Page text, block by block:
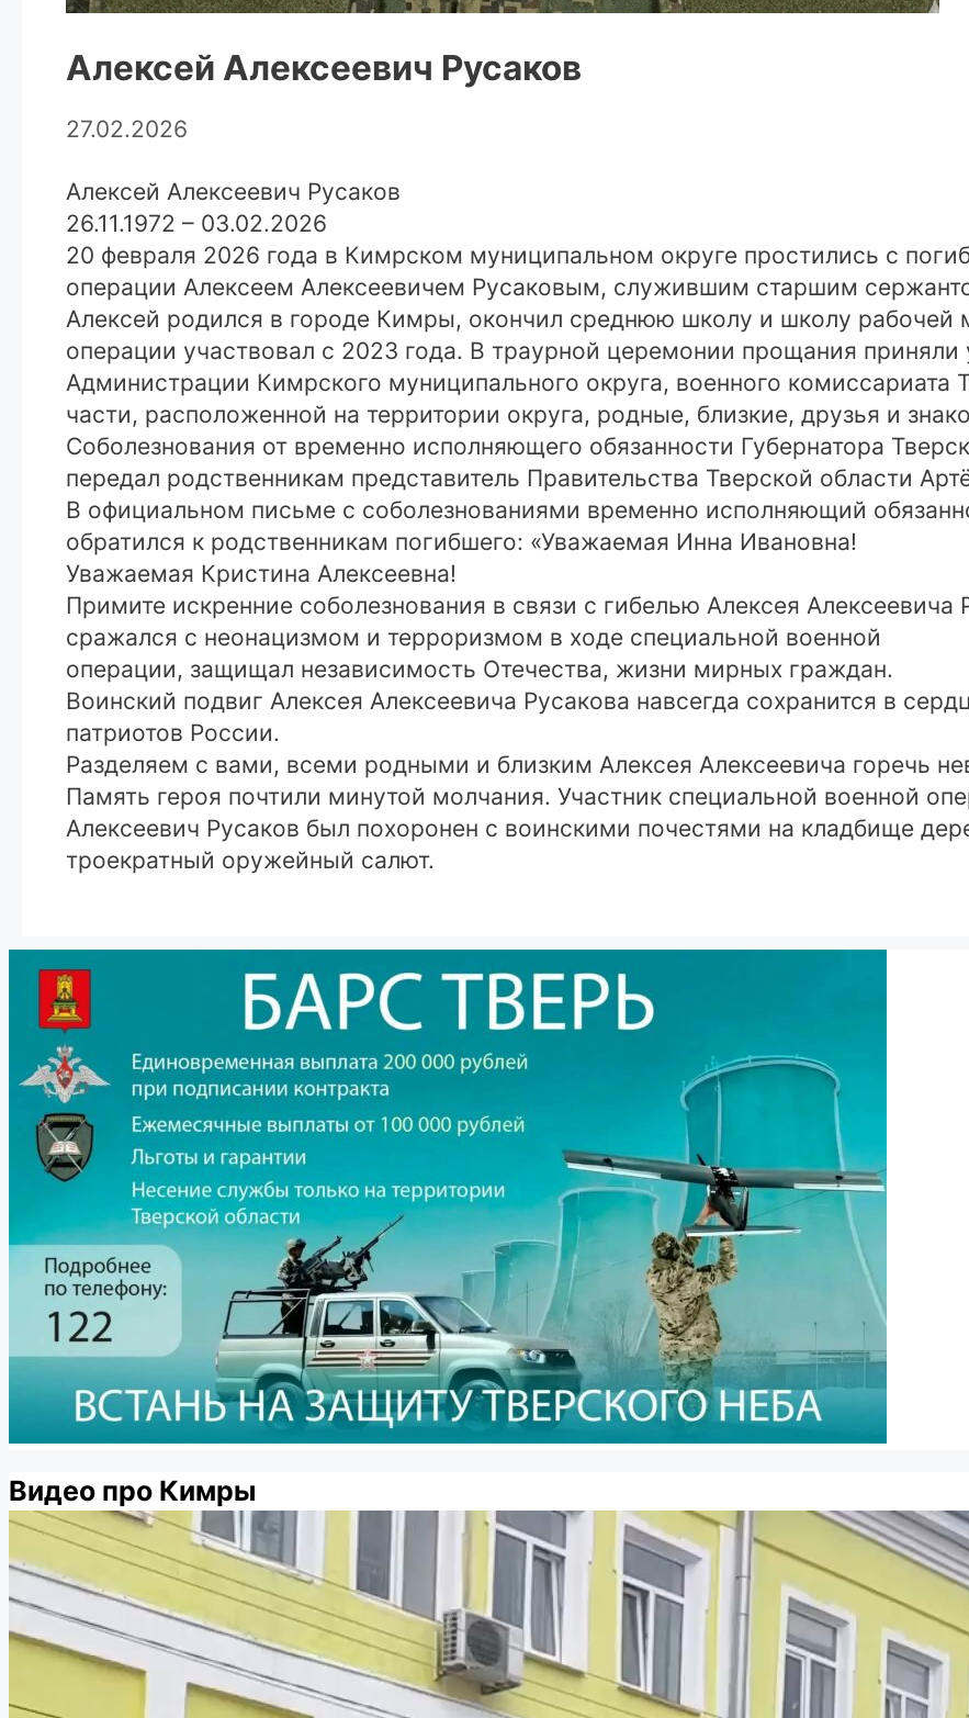
Алексей Алексеевич Русаков
27.02.2026
Алексей Алексеевич Русаков
26.11.1972 – 03.02.2026
20 февраля 2026 года в Кимрском муниципальном округе простились с
операции Алексеем Алексеевичем Русаковым, служившим старшим
Алексей родился в городе Кимры, окончил среднюю школу и школу рабочей
операции участвовал с 2023 года. В траурной церемонии прощания приняли
Администрации Кимрского муниципального округа, военного комиссариата
части, расположенной на территории округа, родные, близкие, друзья и
Соболезнования от временно исполняющего обязанности Губернатора
передал родственникам представитель Правительства Тверской области
В официальном письме с соболезнованиями временно исполняющий
обратился к родственникам погибшего: «Уважаемая Инна Ивановна!
Уважаемая Кристина Алексеевна!
Примите искренние соболезнования в связи с гибелью Алексея Алексеевича
сражался с неонацизмом и терроризмом в ходе специальной военной
операции, защищал независимость Отечества, жизни мирных граждан.
Воинский подвиг Алексея Алексеевича Русакова навсегда сохранится в
патриотов России.
Разделяем с вами, всеми родными и близким Алексея Алексеевича горечь
Память героя почтили минутой молчания. Участник специальной военной
Алексеевич Русаков был похоронен с воинскими почестями на кладбище
троекратный оружейный салют.
Видео про Кимры